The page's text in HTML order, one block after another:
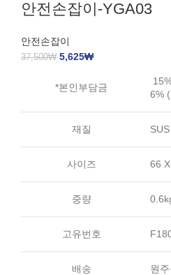
안전손잡이-YGA03
안전손잡이
37,500₩ 5,625₩
*본인부담금
6%
재질 SUS
사이즈 66
중량
고유번호
배송 원